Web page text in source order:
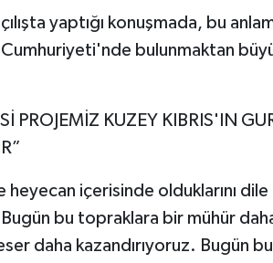
yaptığı konuşmada, bu
Cumhuriyeti'nde bulunmaktan
PROJEMİZ KUZEY KIBRIS'IN
içerisinde olduklarını
bu topraklara bir mühür
daha kazandırıyoruz. Bugün